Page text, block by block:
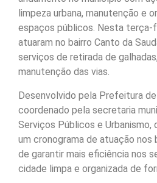
limpeza urbana, manutenção e
espaços públicos. Nesta terça-
atuaram no bairro Canto da
serviços de retirada de
manutenção das vias.
Desenvolvido pela Prefeitura de
coordenado pela secretaria
Serviços Públicos e Urbanismo,
um cronograma de atuação nos
de garantir mais eficiência nos
cidade limpa e organizada de